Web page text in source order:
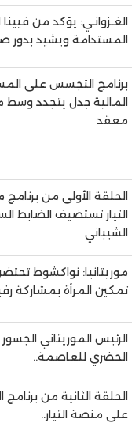
الغـزوانـي: يؤكد من فيينا
المستدامة ويشيد بدور
برنامج التجسس على
المالية جدل يتجدد وسط
معقد
الحلقة الأولى من
التيار تستضيف الضابط
الشيباني
موريتانيا: نواكشوط
تمكين المرأة بمشاركة
الرئيس الموريتاني
الحضري للعاصمة..
الحلقة الثانية من
على منصة التيار..